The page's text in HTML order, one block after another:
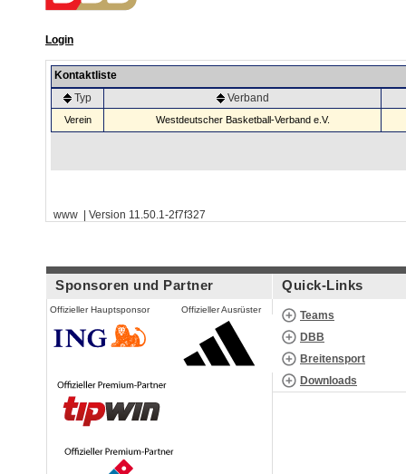
Login
Kontaktliste
Typ
Verband
Verein Westdeutscher Basketball-Verband e.V.
www | Version 11.50.1-2f7f327
Sponsoren und Partner
Offizieller Hauptsponsor Offizieller Ausrüster
Quick-Links
Teams
DBB
Breitensport
Downloads